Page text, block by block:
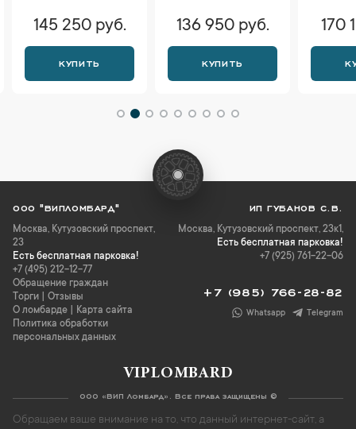
145 250 руб.
КУПИТЬ
136 950 руб.
КУПИТЬ
170
ООО "ВИПЛОМБАРД"
Москва, Кутузовский проспект,
23
Есть бесплатная парковка!
+7 (495) 212-12-77
Обращение граждан
Торги
Отзывы
О ломбарде
Карта сайта
Политика обработки
персональных данных
ИП ГУБАНОВ С.В.
Москва, Кутузовский проспект, 23к1,
Есть бесплатная парковка!
+7 (925) 761-22-06
+7 (985) 766-28-82
Whatsapp Telegram
VIPLOMBARD
ООО «ВИП Ломбард». Все права защищены ©
Обращаем ваше внимание на то, что данный интернет-сайт, а